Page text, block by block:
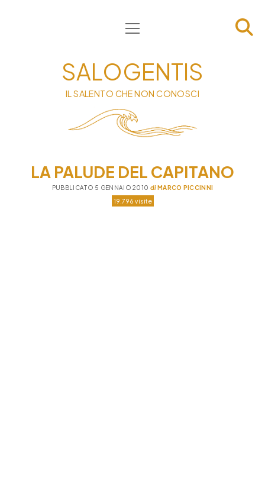
HOME
INFORMATIVA
CONTATTI
PRIVACY & COOKIE POLICY
apri
menu
SALOGENTIS
IL SALENTO CHE NON CONOSCI
LA PALUDE DEL CAPITANO
PUBBLICATO 5 GENNAIO 2010 diMARCO PICCINNI
19.796 visite